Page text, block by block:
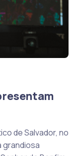
de Salvador, no
grandiosa